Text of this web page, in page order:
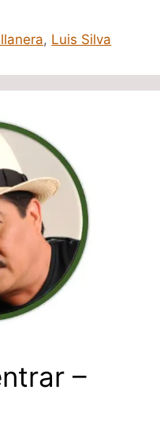
, Luis Silva
–